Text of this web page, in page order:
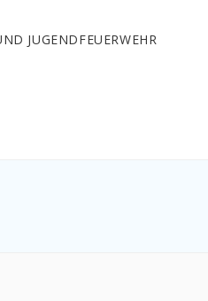
JUGENDFEUERWEHR